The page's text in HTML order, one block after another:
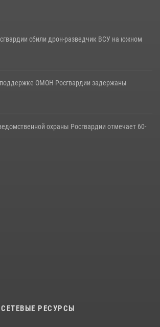
сбили дрон-разведчик ВСУ на южном
ОМОН Росгвардии задержаны
охраны Росгвардии отмечает 60-
РЕСУРСЫ